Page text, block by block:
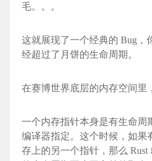
毛。。。
这就展现了一个经典的 Bug，
经超过了月饼的生命周期。
在赛博世界底层的内存空间里
一个内存指针本身是有生命周
编译器指定。这个时候，如果
存上的另一个指针，那么